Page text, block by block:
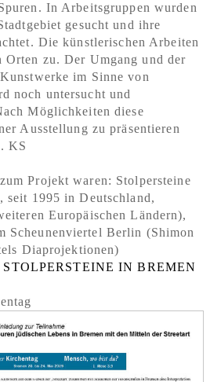
In Arbeitsgruppen wurden
gesucht und ihre
Die künstlerischen Arbeiten
Orten zu. Der Umgang und der
im Sinne von
noch untersucht und
Möglichkeiten diese
Ausstellung zu präsentieren
KS
Projekt waren: Stolpersteine
seit 1995 in Deutschland,
Europäischen Ländern),
Scheunenviertel Berlin (Shimon
Diaprojektionen)
IN BREMEN